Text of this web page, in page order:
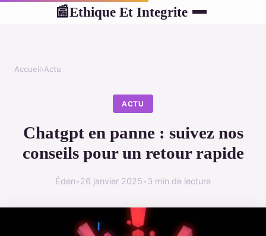
📰Ethique Et Integrite
Accueil›Actu
ACTU
Chatgpt en panne : suivez nos
conseils pour un retour rapide
Éden•26 janvier 2025•3 min de lecture